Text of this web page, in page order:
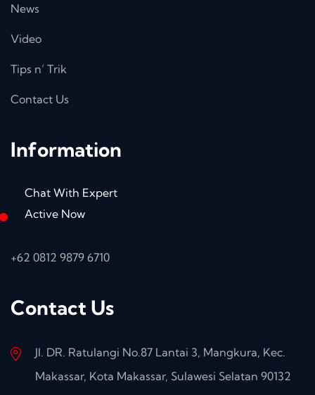
News
Video
Tips n’ Trik
Contact Us
Information
Chat With Expert
Active Now
+62 0812 9879 6710
Contact Us
Jl. DR. Ratulangi No.87 Lantai 3, Mangkura, Kec.
Makassar, Kota Makassar, Sulawesi Selatan 90132